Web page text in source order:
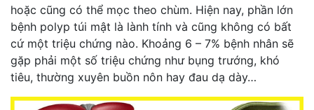
hoặc cũng có thể mọc theo chùm. Hiện nay, phần lớn
bệnh polyp túi mật là lành tính và cũng không có bất
cứ một triệu chứng nào. Khoảng 6 – 7% bệnh nhân sẽ
gặp phải một số triệu chứng như bụng trướng, khó
tiêu, thường xuyên buồn nôn hay đau dạ dày…